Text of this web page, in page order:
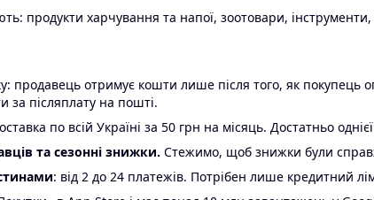
продукти харчування та напої, зоотовари,
продавець отримує кошти лише після того, як
за післяплату на пошті.
по всій Україні за 50 грн на місяць. Достатньо
та сезонні знижки. Стежимо, щоб знижки були
: від 2 до 24 платежів. Потрібен лише кредитний